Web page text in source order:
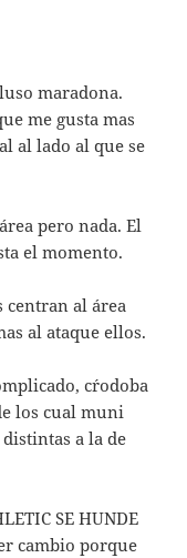
maradona.
me gusta mas
al lado al que se
pero nada. El
el momento.
centran al área
al ataque ellos.
c´rodoba
los cual muni
a la de
SE HUNDE
cambio porque